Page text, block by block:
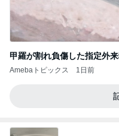
甲羅が割れ負傷した指定外
Amebaトピックス 1日前